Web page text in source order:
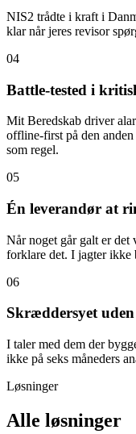
NIS2 trådte i kraft i
klar når jeres revisor
04
Battle-tested i
Mit Beredskab driver
offline-first på den
som regel.
05
Én leverandør at
Når noget går galt er det
forklare det. I jagter ikke
06
Skræddersyet
I taler med dem der
ikke på seks måneders
Løsninger
Alle løsninger